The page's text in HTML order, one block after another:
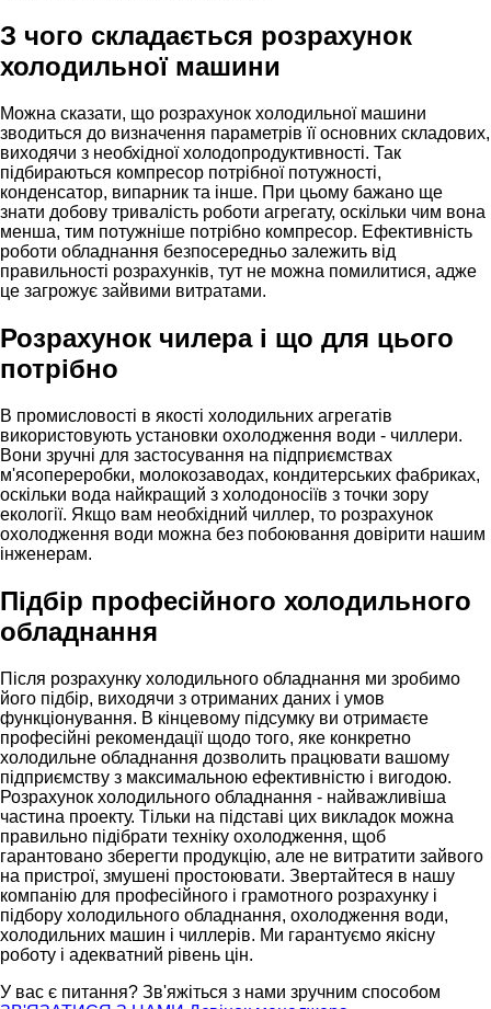
З чого складається розрахунок
холодильної машини
Можна сказати, що розрахунок холодильної машини
зводиться до визначення параметрів її основних складових,
виходячи з необхідної холодопродуктивності. Так
підбираються компресор потрібної потужності,
конденсатор, випарник та інше. При цьому бажано ще
знати добову тривалість роботи агрегату, оскільки чим вона
менша, тим потужніше потрібно компресор. Ефективність
роботи обладнання безпосередньо залежить від
правильності розрахунків, тут не можна помилитися, адже
це загрожує зайвими витратами.
Розрахунок чилера і що для цього
потрібно
В промисловості в якості холодильних агрегатів
використовують установки охолодження води - чиллери.
Вони зручні для застосування на підприємствах
м'ясопереробки, молокозаводах, кондитерських фабриках,
оскільки вода найкращий з холодоносіїв з точки зору
екології. Якщо вам необхідний чиллер, то розрахунок
охолодження води можна без побоювання довірити нашим
інженерам.
Підбір професійного холодильного
обладнання
Після розрахунку холодильного обладнання ми зробимо
його підбір, виходячи з отриманих даних і умов
функціонування. В кінцевому підсумку ви отримаєте
професійні рекомендації щодо того, яке конкретно
холодильне обладнання дозволить працювати вашому
підприємству з максимальною ефективністю і вигодою.
Розрахунок холодильного обладнання - найважливіша
частина проекту. Тільки на підставі цих викладок можна
правильно підібрати техніку охолодження, щоб
гарантовано зберегти продукцію, але не витратити зайвого
на пристрої, змушені простоювати. Звертайтеся в нашу
компанію для професійного і грамотного розрахунку і
підбору холодильного обладнання, охолодження води,
холодильних машин і чиллерів. Ми гарантуємо якісну
роботу і адекватний рівень цін.
У вас є питання? Зв'яжіться з нами зручним способом